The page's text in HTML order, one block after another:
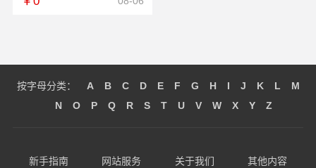
按字母分类： A B C D E F G H I J K L
M
N
O P Q R S T U V W X Y Z
新手指南 网站服务 关于我们 其他内容